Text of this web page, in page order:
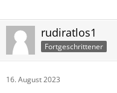
rudiratlos1
Fortgeschrittener
16. August 2023